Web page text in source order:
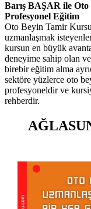
Barış BAŞAR ile
Profesyonel Eğitim
Oto Beyin Tamir
uzmanlaşmak
kursun en büyük
deneyime sahip olan
birebir eğitim alma
sektöre yüzlerce oto
profesyoneldir ve
rehberdir.